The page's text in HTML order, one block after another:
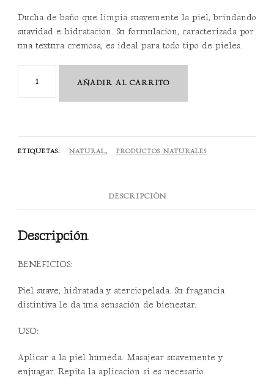
Ducha de baño que limpia suavemente la piel, brindando
suavidad e hidratación. Su formulación, caracterizada por
una textura cremosa, es ideal para todo tipo de pieles.
AÑADIR AL CARRITO
ETIQUETAS: NATURAL, PRODUCTOS NATURALES
DESCRIPCIÓN
Descripción
BENEFICIOS:
Piel suave, hidratada y aterciopelada. Su fragancia
distintiva le da una sensación de bienestar.
USO:
Aplicar a la piel húmeda. Masajear suavemente y
enjuagar. Repita la aplicación si es necesario.